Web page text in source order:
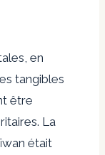
en
tangibles
être
La
était